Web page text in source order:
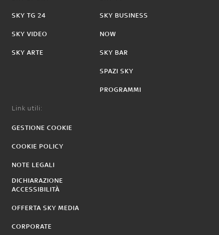
SKY TG 24
SKY VIDEO
SKY ARTE
SKY BUSINESS
NOW
SKY BAR
SPAZI SKY
PROGRAMMI
Link utili:
GESTIONE COOKIE
COOKIE POLICY
NOTE LEGALI
DICHIARAZIONE
ACCESSIBILITÀ
OFFERTA SKY MEDIA
CORPORATE